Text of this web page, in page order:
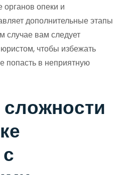
органов опеки и
дополнительные этапы
случае вам следует
чтобы избежать
попасть в неприятную